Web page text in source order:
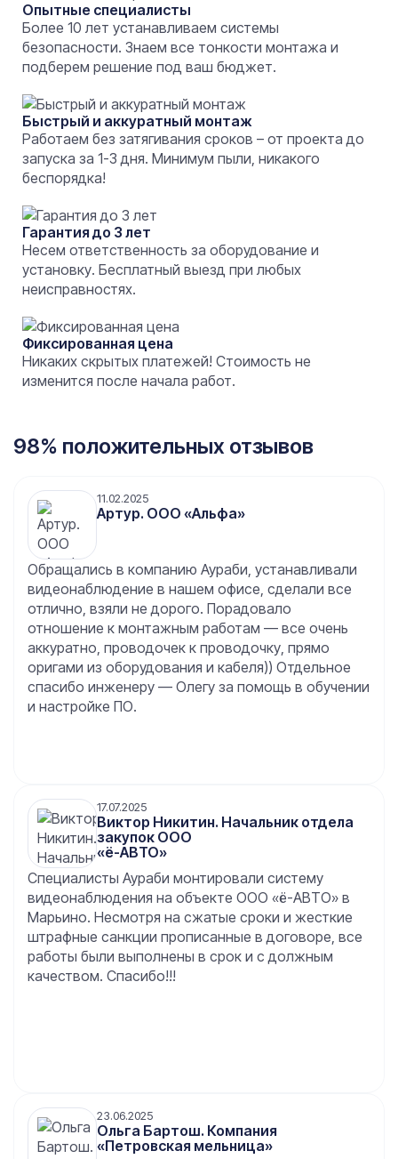
Опытные специалисты
Более 10 лет устанавливаем системы
безопасности. Знаем все тонкости монтажа и
подберем решение под ваш бюджет.
Быстрый и аккуратный монтаж
Работаем без затягивания сроков – от проекта до
запуска за 1-3 дня. Минимум пыли, никакого
беспорядка!
Гарантия до 3 лет
Несем ответственность за оборудование и
установку. Бесплатный выезд при любых
неисправностях.
Фиксированная цена
Никаких скрытых платежей! Стоимость не
изменится после начала работ.
98% положительных отзывов
11.02.2025
Артур. ООО «Альфа»
Обращались в компанию Аураби, устанавливали
видеонаблюдение в нашем офисе, сделали все
отлично, взяли не дорого. Порадовало
отношение к монтажным работам — все очень
аккуратно, проводочек к проводочку, прямо
оригами из оборудования и кабеля)) Отдельное
спасибо инженеру — Олегу за помощь в обучении
и настройке ПО.
17.07.2025
Виктор Никитин. Начальник отдела
закупок ООО
«ё-АВТО»
Специалисты Аураби монтировали систему
видеонаблюдения на объекте ООО «ё-АВТО» в
Марьино. Несмотря на сжатые сроки и жесткие
штрафные санкции прописанные в договоре, все
работы были выполнены в срок и с должным
качеством. Спасибо!!!
23.06.2025
Ольга Бартош. Компания
«Петровская мельница»